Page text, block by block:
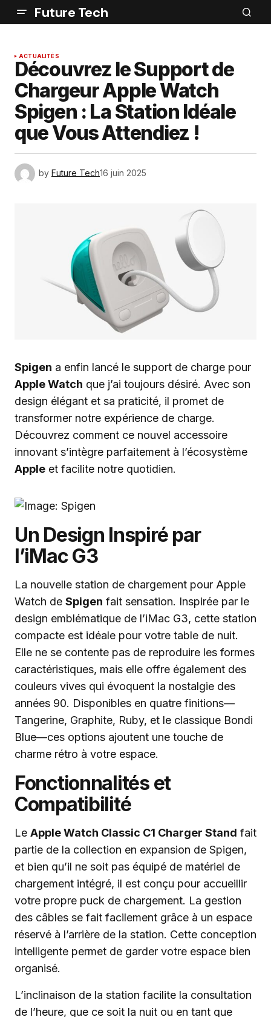
Future Tech
ACTUALITÉS
Découvrez le Support de
Chargeur Apple Watch
Spigen : La Station Idéale
que Vous Attendiez !
by Future Tech16 juin 2025
Spigen a enfin lancé le support de charge pour
Apple Watch que j’ai toujours désiré. Avec son
design élégant et sa praticité, il promet de
transformer notre expérience de charge.
Découvrez comment ce nouvel accessoire
innovant s’intègre parfaitement à l’écosystème
Apple et facilite notre quotidien.
Un Design Inspiré par
l’iMac G3
La nouvelle station de chargement pour Apple
Watch de Spigen fait sensation. Inspirée par le
design emblématique de l’iMac G3, cette station
compacte est idéale pour votre table de nuit.
Elle ne se contente pas de reproduire les formes
caractéristiques, mais elle offre également des
couleurs vives qui évoquent la nostalgie des
années 90. Disponibles en quatre finitions—
Tangerine, Graphite, Ruby, et le classique Bondi
Blue—ces options ajoutent une touche de
charme rétro à votre espace.
Fonctionnalités et
Compatibilité
Le Apple Watch Classic C1 Charger Stand fait
partie de la collection en expansion de Spigen,
et bien qu’il ne soit pas équipé de matériel de
chargement intégré, il est conçu pour accueillir
votre propre puck de chargement. La gestion
des câbles se fait facilement grâce à un espace
réservé à l’arrière de la station. Cette conception
intelligente permet de garder votre espace bien
organisé.
L’inclinaison de la station facilite la consultation
de l’heure, que ce soit la nuit ou en tant que